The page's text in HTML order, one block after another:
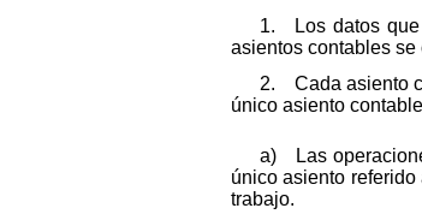
1. Los datos que
asientos contables se
2. Cada asiento
único asiento
a) Las
único asiento
trabajo.